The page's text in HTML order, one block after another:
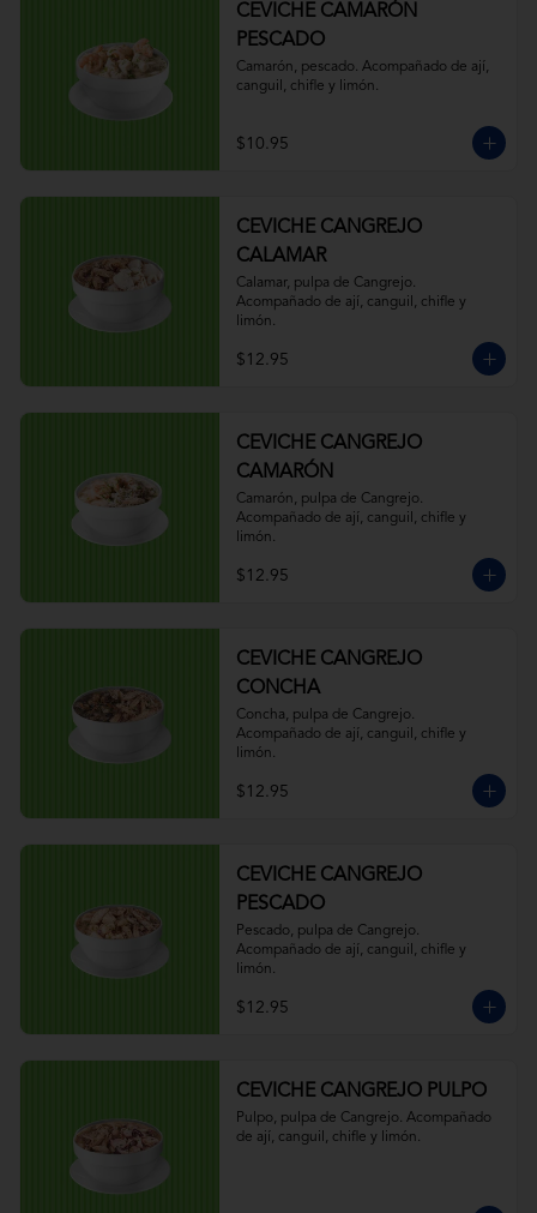
CEVICHE CAMARÓN
PESCADO
Camarón, pescado. Acompañado de ají,
canguil, chifle y limón.
$10.95
CEVICHE CANGREJO
CALAMAR
Calamar, pulpa de Cangrejo.
Acompañado de ají, canguil, chifle y
limón.
$12.95
CEVICHE CANGREJO
CAMARÓN
Camarón, pulpa de Cangrejo.
Acompañado de ají, canguil, chifle y
limón.
$12.95
CEVICHE CANGREJO
CONCHA
Concha, pulpa de Cangrejo.
Acompañado de ají, canguil, chifle y
limón.
$12.95
CEVICHE CANGREJO
PESCADO
Pescado, pulpa de Cangrejo.
Acompañado de ají, canguil, chifle y
limón.
$12.95
CEVICHE CANGREJO PULPO
Pulpo, pulpa de Cangrejo. Acompañado
de ají, canguil, chifle y limón.